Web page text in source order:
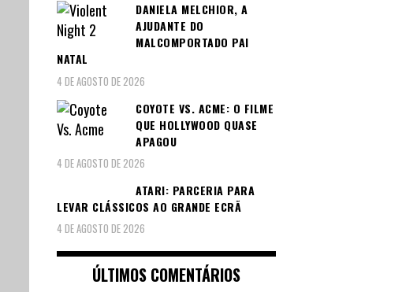
DANIELA MELCHIOR, A
AJUDANTE DO
MALCOMPORTADO PAI
NATAL
4 DE AGOSTO DE 2026
COYOTE VS. ACME: O FILME
QUE HOLLYWOOD QUASE
APAGOU
4 DE AGOSTO DE 2026
ATARI: PARCERIA PARA
LEVAR CLÁSSICOS AO GRANDE ECRÃ
4 DE AGOSTO DE 2026
ÚLTIMOS COMENTÁRIOS